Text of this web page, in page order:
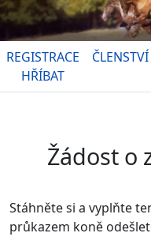
REGISTRACE
HŘÍBAT
ČLENSTVÍ
Žádost o
Stáhněte si a vyplňte
průkazem koně